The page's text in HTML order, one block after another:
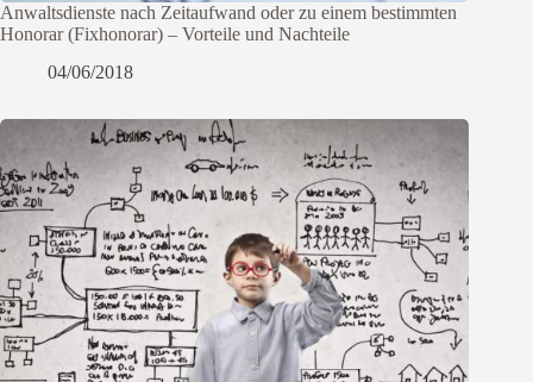
Anwaltsdienste nach Zeitaufwand oder zu einem bestimmten
Honorar (Fixhonorar) – Vorteile und Nachteile
04/06/2018